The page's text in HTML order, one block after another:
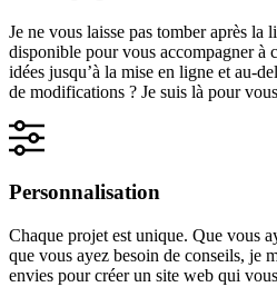
Je ne vous laisse pas tomber après la
disponible pour vous accompagner à
idées jusqu’à la mise en ligne et au-
de modifications ? Je suis là pour
Personnalisation
Chaque projet est unique. Que vous
que vous ayez besoin de conseils, je
envies pour créer un site web qui